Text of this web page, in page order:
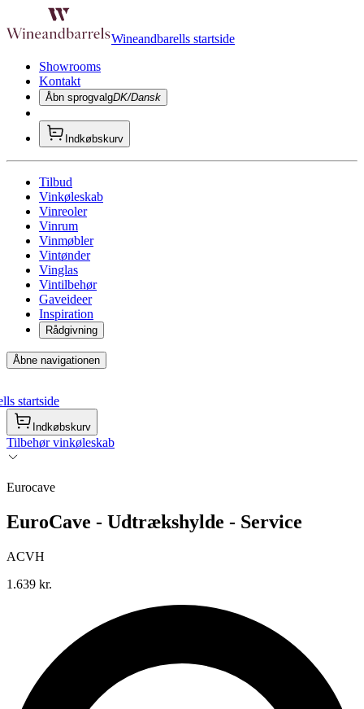
Wineandbarells startside
Showrooms
Kontakt
Åbn sprogvalgDK/Dansk
Indkøbskurv
Tilbud
Vinkøleskab
Vinreoler
Vinrum
Vinmøbler
Vintønder
Vinglas
Vintilbehør
Gaveideer
Inspiration
Rådgivning
Åbne navigationen
startside
Indkøbskurv
Tilbehør vinkøleskab
Eurocave
EuroCave - Udtrækshylde - Service
ACVH
1.639 kr.